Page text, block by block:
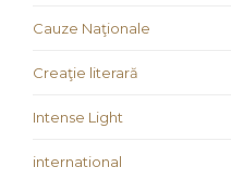
Cauze Naţionale
Creaţie literară
Intense Light
international